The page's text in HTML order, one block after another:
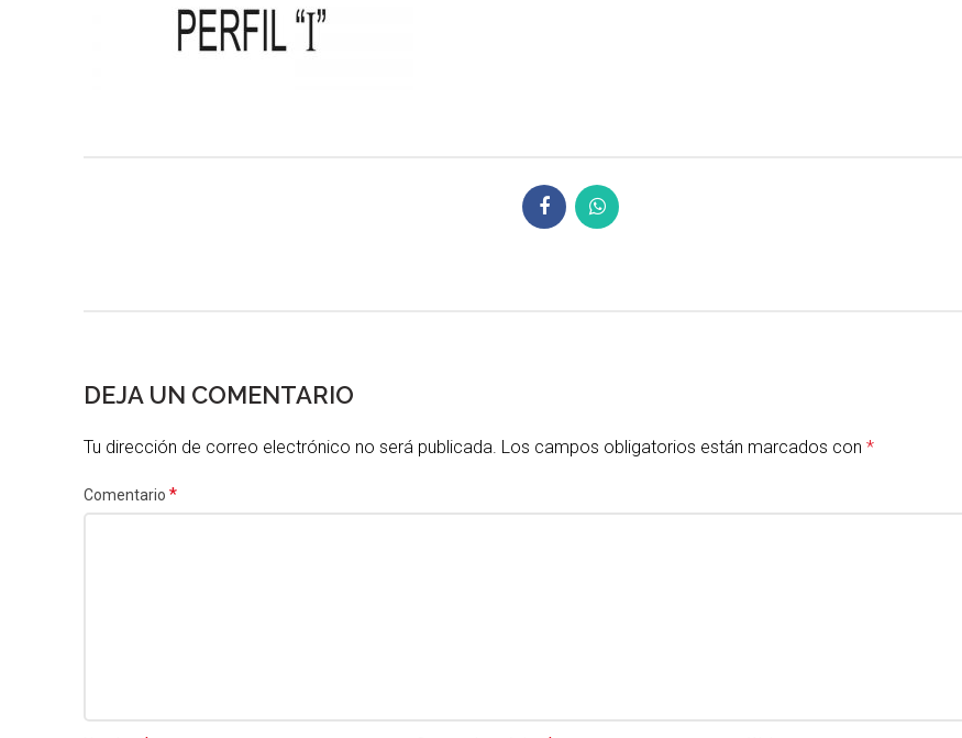
DEJA UN COMENTARIO
Tu dirección de correo electrónico no será publicada. Los campos obligatorios están marcados con *
Comentario *